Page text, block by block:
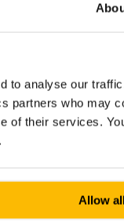
to analyse our
partners who may
of their services.
Allow all